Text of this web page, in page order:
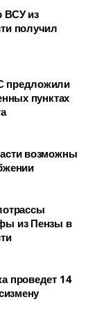
ВСУ из
получил
предложили
пунктах
возможны
из Пензы в
проведет 14